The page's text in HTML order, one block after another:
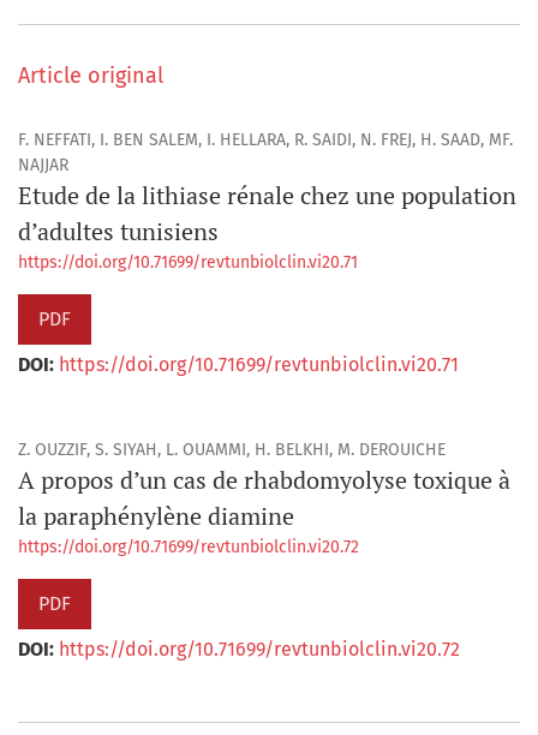
Article original
F. NEFFATI, I. BEN SALEM, I. HELLARA, R. SAIDI, N. FREJ, H. SAAD, MF.
NAJJAR
Etude de la lithiase rénale chez une population
d’adultes tunisiens
https://doi.org/10.71699/revtunbiolclin.vi20.71
PDF
DOI: https://doi.org/10.71699/revtunbiolclin.vi20.71
Z. OUZZIF, S. SIYAH, L. OUAMMI, H. BELKHI, M. DEROUICHE
A propos d’un cas de rhabdomyolyse toxique à
la paraphénylène diamine
https://doi.org/10.71699/revtunbiolclin.vi20.72
PDF
DOI: https://doi.org/10.71699/revtunbiolclin.vi20.72